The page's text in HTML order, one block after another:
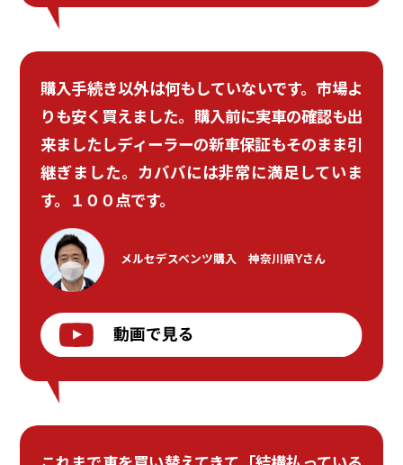
購入手続き以外は何もしていないです。市場よ
りも安く買えました。購入前に実車の確認も出
来ましたしディーラーの新車保証もそのまま引
継ぎました。カババには非常に満足していま
す。１００点です。
メルセデスベンツ購入神奈川県Yさん